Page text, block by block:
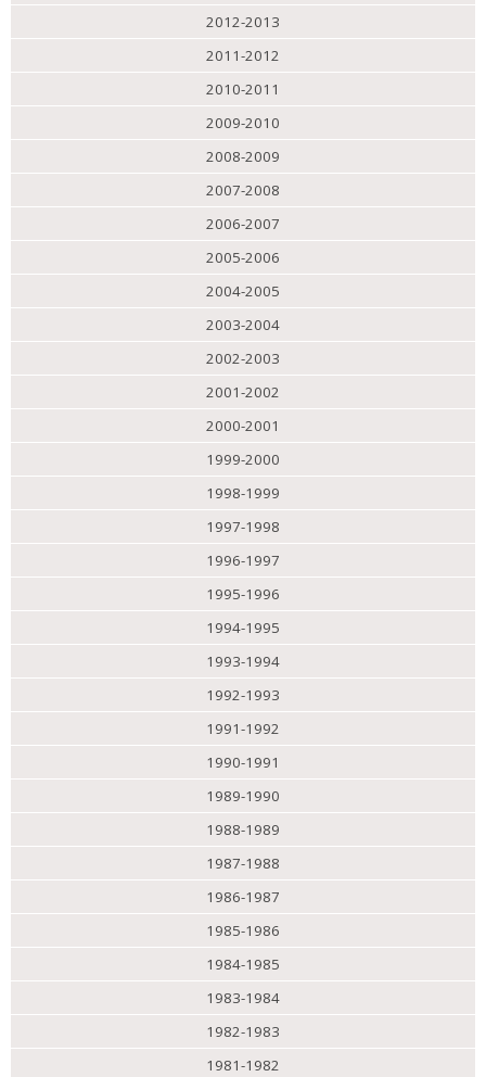
2012-2013
2011-2012
2010-2011
2009-2010
2008-2009
2007-2008
2006-2007
2005-2006
2004-2005
2003-2004
2002-2003
2001-2002
2000-2001
1999-2000
1998-1999
1997-1998
1996-1997
1995-1996
1994-1995
1993-1994
1992-1993
1991-1992
1990-1991
1989-1990
1988-1989
1987-1988
1986-1987
1985-1986
1984-1985
1983-1984
1982-1983
1981-1982